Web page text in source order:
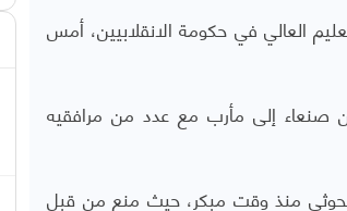
العالي في حكومة الانقلابيين، أمس
صنعاء إلى مأرب مع عدد من مرافقيه
منذ وقت مبكر، حيث منع من قبل